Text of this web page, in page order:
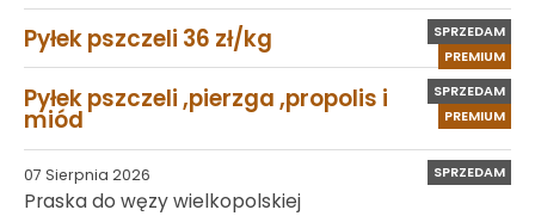
PREMIUM
SPRZEDAM
Pyłek pszczeli 36 zł/kg
PREMIUM
SPRZEDAM
Pyłek pszczeli ,pierzga ,propolis i
miód
07 Sierpnia 2026 SPRZEDAM
Praska do węzy wielkopolskiej